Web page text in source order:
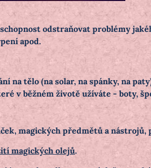
odstraňovat problémy
apod.
na tělo (na solar, na spánky, na
v běžném životě užíváte - boty,
magických předmětů a nástrojů,
magických olejů.